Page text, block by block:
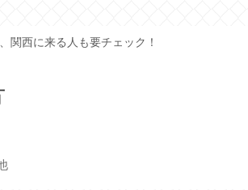
関西に来る人も要チェック！